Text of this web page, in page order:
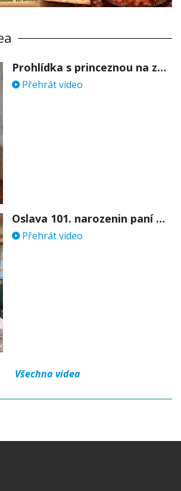
Prohlídka s princeznou na zámku Stekník
Přehrát video
Oslava 101. narozenin paní Věry Skořepové
Přehrát video
Všechna videa